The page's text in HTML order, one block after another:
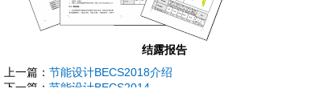
结露报告
上一篇： 节能设计BECS2018介绍
下一篇： 节能设计BECS2014